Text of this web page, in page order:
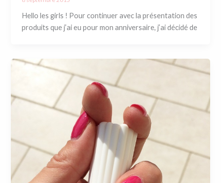
Hello les girls ! Pour continuer avec la présentation des
produits que j’ai eu pour mon anniversaire, j’ai décidé de